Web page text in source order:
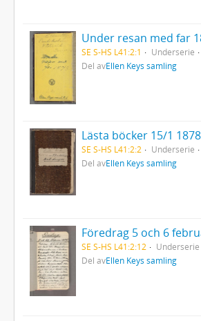
Under resan med far
SE S-HS L41:2:1
Underserie
Del avEllen Keys samling
Lästa böcker 15/1
SE S-HS L41:2:2
Underserie
Del avEllen Keys samling
SE S-HS L41:2:12
Underserie
Del avEllen Keys samling